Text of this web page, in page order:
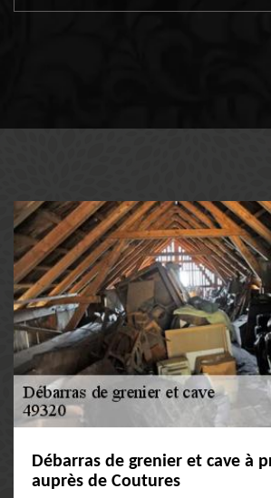
Débarras de grenier et cave à
auprès de Coutures